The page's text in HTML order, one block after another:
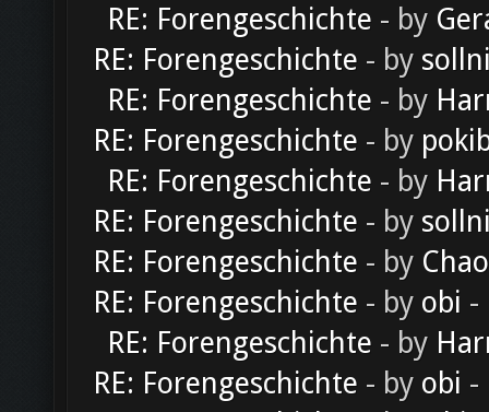
RE: Forengeschichte - by
RE: Forengeschichte - by
RE: Forengeschichte - by
RE: Forengeschichte - by
RE: Forengeschichte - by
RE: Forengeschichte - by
RE: Forengeschichte - by
RE: Forengeschichte - by obi -
RE: Forengeschichte - by
RE: Forengeschichte - by obi -